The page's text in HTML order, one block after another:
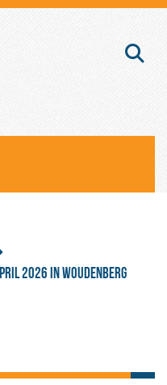
2026 IN WOUDENBERG